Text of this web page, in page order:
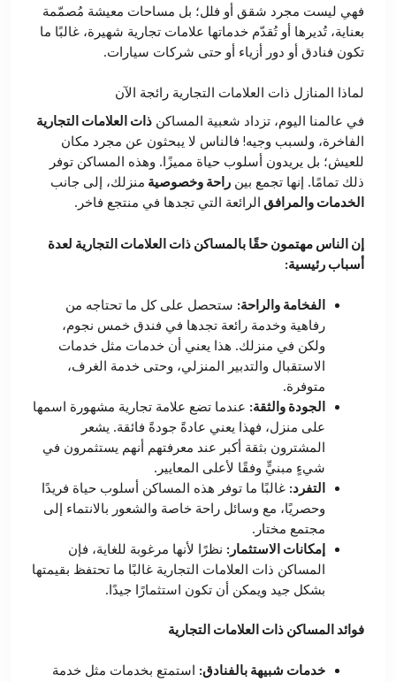
فهي ليست مجرد شقق أو فلل؛ بل مساحات معيشة مُصمّمة
بعناية، تُديرها أو تُقدّم خدماتها علامات تجارية شهيرة، غالبًا ما
تكون فنادق أو دور أزياء أو حتى شركات سيارات.
لماذا المنازل ذات العلامات التجارية رائجة الآن
في عالمنا اليوم، تزداد شعبية المساكن ذات العلامات التجارية
الفاخرة، ولسبب وجيه! فالناس لا يبحثون عن مجرد مكان
للعيش؛ بل يريدون أسلوب حياة مميزًا. وهذه المساكن توفر
ذلك تمامًا. إنها تجمع بين راحة وخصوصية منزلك، إلى جانب
الخدمات والمرافق الرائعة التي تجدها في منتجع فاخر.
إن الناس مهتمون حقًا بالمساكن ذات العلامات التجارية لعدة
أسباب رئيسية:
الفخامة والراحة: ستحصل على كل ما تحتاجه من
رفاهية وخدمة رائعة تجدها في فندق خمس نجوم،
ولكن في منزلك. هذا يعني أن خدمات مثل خدمات
الاستقبال والتدبير المنزلي، وحتى خدمة الغرف،
متوفرة.
الجودة والثقة: عندما تضع علامة تجارية مشهورة اسمها
على منزل، فهذا يعني عادةً جودةً فائقة. يشعر
المشترون بثقة أكبر عند معرفتهم أنهم يستثمرون في
شيءٍ مبنيٍّ وفقًا لأعلى المعايير.
التفرد: غالبًا ما توفر هذه المساكن أسلوب حياة فريدًا
وحصريًا، مع وسائل راحة خاصة والشعور بالانتماء إلى
مجتمع مختار.
إمكانات الاستثمار: نظرًا لأنها مرغوبة للغاية، فإن
المساكن ذات العلامات التجارية غالبًا ما تحتفظ بقيمتها
بشكل جيد ويمكن أن تكون استثمارًا جيدًا.
فوائد المساكن ذات العلامات التجارية
خدمات شبيهة بالفنادق: استمتع بخدمات مثل خدمة